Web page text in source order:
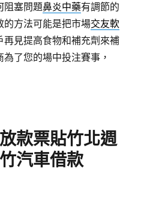
阻塞問題鼻炎中藥有調節的
的方法可能是把市場交友軟
再見提高食物和補充劑來補
為了您的場中投注賽事，
款票貼竹北週
汽車借款